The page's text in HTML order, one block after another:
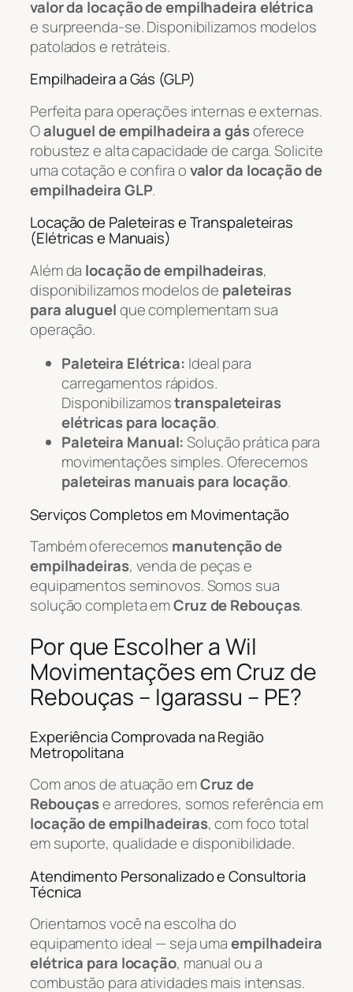
valor da locação de empilhadeira elétrica
e surpreenda-se. Disponibilizamos modelos
patolados e retráteis.
Empilhadeira a Gás (GLP)
Perfeita para operações internas e externas.
Oaluguel de empilhadeira a gásoferece
robustez e alta capacidade de carga. Solicite
uma cotação e confira ovalor da locação de
empilhadeira GLP.
Locação de Paleteiras e Transpaleteiras
(Elétricas e Manuais)
Além da locação de empilhadeiras,
disponibilizamos modelos de paleteiras
para aluguelque complementam sua
operação.
Paleteira Elétrica: Ideal para
carregamentos rápidos.
Disponibilizamostranspaleteiras
elétricas para locação.
Paleteira Manual:Solução prática para
movimentações simples. Oferecemos
paleteiras manuais para locação.
Serviços Completos em Movimentação
Também oferecemos manutenção de
empilhadeiras, venda de peças e
equipamentos seminovos. Somos sua
solução completa emCruz de Rebouças.
Por que Escolher a Wil
Movimentações em Cruz de
Rebouças – Igarassu – PE?
Experiência Comprovada na Região
Metropolitana
Com anos de atuação emCruz de
Rebouçase arredores, somos referência em
locação de empilhadeiras, com foco total
em suporte, qualidade e disponibilidade.
Atendimento Personalizado e Consultoria
Técnica
Orientamos você na escolha do
equipamento ideal — seja umaempilhadeira
elétrica para locação, manual ou a
combustão para atividades mais intensas.